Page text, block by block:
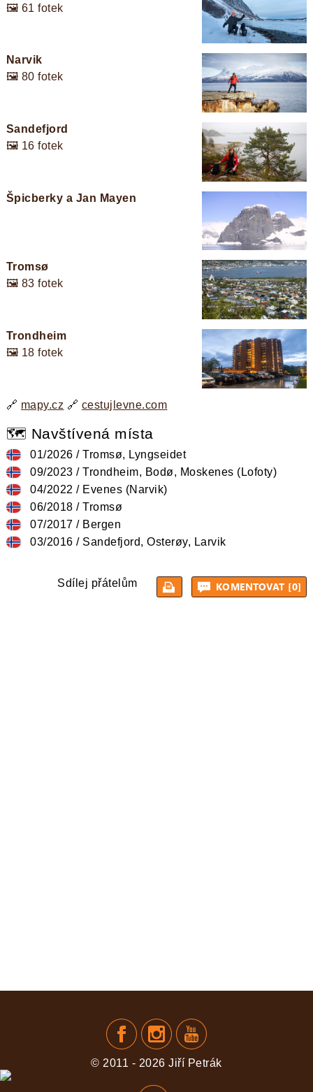
🖼️ 61 fotek
Narvik
🖼️ 80 fotek
Sandefjord
🖼️ 16 fotek
Špicberky a Jan Mayen
Tromsø
🖼️ 83 fotek
Trondheim
🖼️ 18 fotek
🔗 mapy.cz 🔗 cestujlevne.com
🗺️ Navštívená místa
01/2026 / Tromsø, Lyngseidet
09/2023 / Trondheim, Bodø, Moskenes (Lofoty)
04/2022 / Evenes (Narvik)
06/2018 / Tromsø
07/2017 / Bergen
03/2016 / Sandefjord, Osterøy, Larvik
Sdílej přátelům
© 2011 - 2026 Jiří Petrák